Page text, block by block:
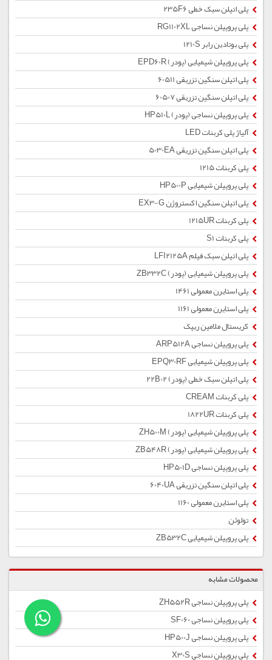
پلی اتیلن سبک خطی 235F6
پلی پروپیلن نساجی RG1102XL
پلی بوتادین رابر 1210S
پلی پروپیلن شیمیایی (پودر) EPD60R
پلی اتیلن سنگین تزریقی 60511
پلی اتیلن سنگین تزریقی 60507
پلی پروپیلن نساجی (پودر) HP510L
آلیاژ پلی کربنات LED
پلی اتیلن سنگین تزریقی 5030EA
پلی کربنات 1215
پلی پروپیلن شیمیایی HP500P
پلی اتیلن سنگین اکستروژن EX3-G
پلی کربنات 1215UR
پلی کربنات S1
پلی اتیلن سبک فیلم LFI2125A
پلی پروپیلن شیمیایی (پودر) ZB332C
پلی استایرن معمولی 1461
پلی استایرن معمولی 1161
کریستال ملامین ریپک
پلی پروپیلن نساجی ARP512A
پلی پروپیلن شیمیایی EPQ30RF
پلی اتیلن سبک خطی (پودر) 22B02
پلی کربنات CREAM
پلی کربنات 1822UR
پلی پروپیلن شیمیایی (پودر) ZH500M
پلی پروپیلن شیمیایی (پودر) ZB548R
پلی پروپیلن نساجی HP501D
پلی اتیلن سنگین تزریقی 6040UA
پلی استایرن معمولی 1160
تولوئن
پلی پروپیلن شیمیایی ZB532C
محصولات مشابه
پلی پروپیلن نساجی ZH552R
پلی پروپیلن نساجی SF060
پلی پروپیلن نساجی HP500J
پلی پروپیلن نساجی X30S